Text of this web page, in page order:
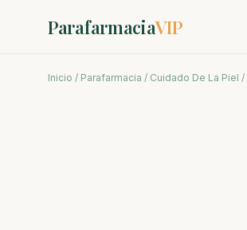
ParafarmaciaVIP
Inicio / Parafarmacia / Cuidado De La Piel /